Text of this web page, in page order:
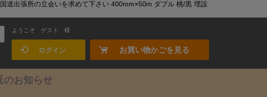
道出張所の立会いを求めて下さい 400mm×50m ダブル 桃/黒 埋設
ようこそ ゲスト 様
ログイン お買い物かごを見る
のお知らせ